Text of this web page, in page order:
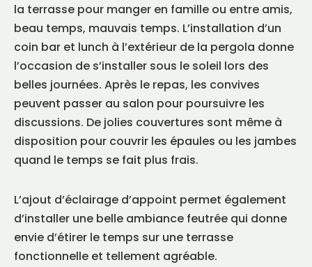
la terrasse pour manger en famille ou entre amis,
beau temps, mauvais temps. L’installation d’un
coin bar et lunch à l’extérieur de la pergola donne
l’occasion de s’installer sous le soleil lors des
belles journées. Après le repas, les convives
peuvent passer au salon pour poursuivre les
discussions. De jolies couvertures sont même à
disposition pour couvrir les épaules ou les jambes
quand le temps se fait plus frais.
L’ajout d’éclairage d’appoint permet également
d’installer une belle ambiance feutrée qui donne
envie d’étirer le temps sur une terrasse
fonctionnelle et tellement agréable.